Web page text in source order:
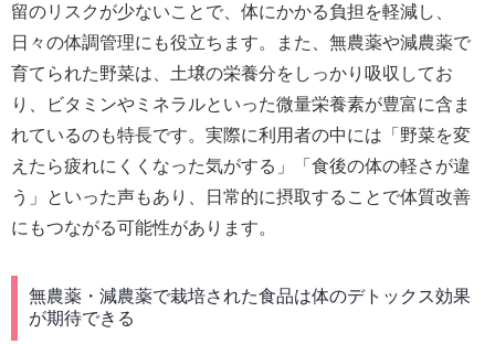
留のリスクが少ないことで、体にかかる負担を軽減し、
日々の体調管理にも役立ちます。また、無農薬や減農薬で
育てられた野菜は、土壌の栄養分をしっかり吸収してお
り、ビタミンやミネラルといった微量栄養素が豊富に含ま
れているのも特長です。実際に利用者の中には「野菜を変
えたら疲れにくくなった気がする」「食後の体の軽さが違
う」といった声もあり、日常的に摂取することで体質改善
にもつながる可能性があります。
無農薬・減農薬で栽培された食品は体のデトックス効果
が期待できる